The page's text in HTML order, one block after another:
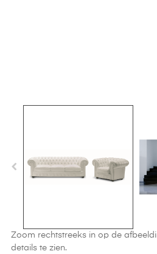
Zoom rechtstreeks in op de
details te zien.